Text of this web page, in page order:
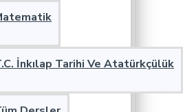
İnkılap Tarihi Ve Atatürkçülük